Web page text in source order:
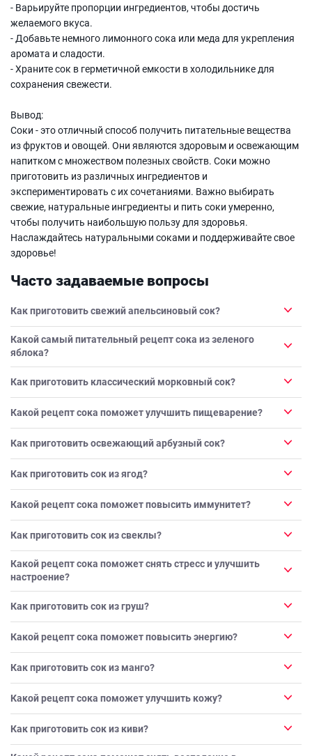
- Варьируйте пропорции ингредиентов, чтобы достичь
желаемого вкуса.
- Добавьте немного лимонного сока или меда для укрепления
аромата и сладости.
- Храните сок в герметичной емкости в холодильнике для
сохранения свежести.
Вывод:
Соки - это отличный способ получить питательные вещества
из фруктов и овощей. Они являются здоровым и освежающим
напитком с множеством полезных свойств. Соки можно
приготовить из различных ингредиентов и
экспериментировать с их сочетаниями. Важно выбирать
свежие, натуральные ингредиенты и пить соки умеренно,
чтобы получить наибольшую пользу для здоровья.
Наслаждайтесь натуральными соками и поддерживайте свое
здоровье!
Часто задаваемые вопросы
Как приготовить свежий апельсиновый сок?
Какой самый питательный рецепт сока из зеленого
яблока?
Как приготовить классический морковный сок?
Какой рецепт сока поможет улучшить пищеварение?
Как приготовить освежающий арбузный сок?
Как приготовить сок из ягод?
Какой рецепт сока поможет повысить иммунитет?
Как приготовить сок из свеклы?
Какой рецепт сока поможет снять стресс и улучшить
настроение?
Как приготовить сок из груш?
Какой рецепт сока поможет повысить энергию?
Как приготовить сок из манго?
Какой рецепт сока поможет улучшить кожу?
Как приготовить сок из киви?